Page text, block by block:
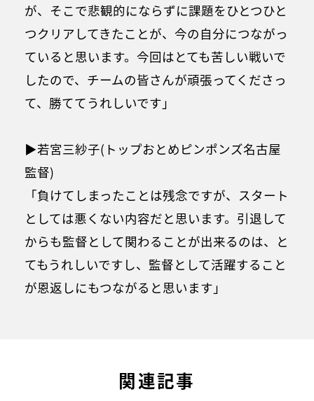
が、そこで悲観的にならずに課題をひとつひと
つクリアしてきたことが、今の自分につながっ
ていると思います。今回はとても苦しい戦いで
したので、チームの皆さんが頑張ってくださっ
て、勝ててうれしいです」
▶若宮三紗子(トップおとめピンポンズ名古屋
監督)
「負けてしまったことは残念ですが、スタート
としては悪くない内容だと思います。引退して
からも監督として関わることが出来るのは、と
てもうれしいですし、監督として活躍すること
が恩返しにもつながると思います」
関連記事